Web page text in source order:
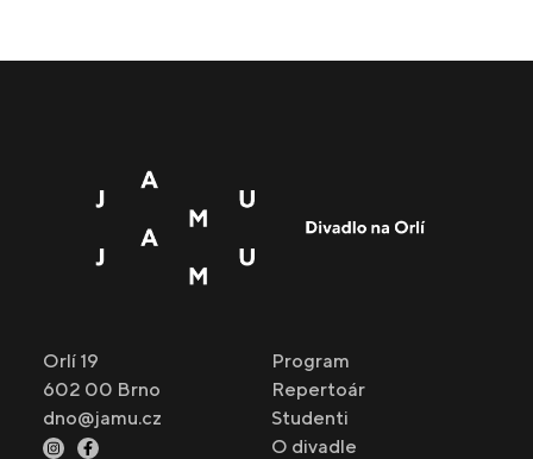
Orlí 19
602 00 Brno
dno@jamu.cz
Program
Repertoár
Studenti
O divadle